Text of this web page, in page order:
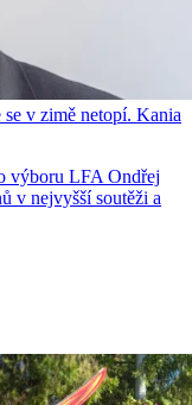
v zimě netopí. Kania
výboru LFA Ondřej
v nejvyšší soutěži a